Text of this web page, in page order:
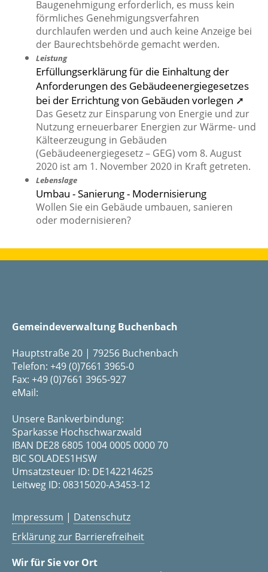
Baugenehmigung erforderlich, es muss kein
förmliches Genehmigungsverfahren
durchlaufen werden und auch keine Anzeige bei
der Baurechtsbehörde gemacht werden.
Leistung
Erfüllungserklärung für die Einhaltung der
Anforderungen des Gebäudeenergiegesetzes
bei der Errichtung von Gebäuden vorlegen ➚
Das Gesetz zur Einsparung von Energie und zur
Nutzung erneuerbarer Energien zur Wärme- und
Kälteerzeugung in Gebäuden
(Gebäudeenergiegesetz – GEG) vom 8. August
2020 ist am 1. November 2020 in Kraft getreten.
Lebenslage
Umbau - Sanierung - Modernisierung
Wollen Sie ein Gebäude umbauen, sanieren
oder modernisieren?
Gemeindeverwaltung Buchenbach
Hauptstraße 20 | 79256 Buchenbach
Telefon: +49 (0)7661 3965-0
Fax: +49 (0)7661 3965-927
eMail:
Unsere Bankverbindung:
Sparkasse Hochschwarzwald
IBAN DE28 6805 1004 0005 0000 70
BIC SOLADES1HSW
Umsatzsteuer ID: DE142214625
Leitweg ID: 08315020-A3453-12
Impressum | Datenschutz
Erklärung zur Barrierefreiheit
Wir für Sie vor Ort